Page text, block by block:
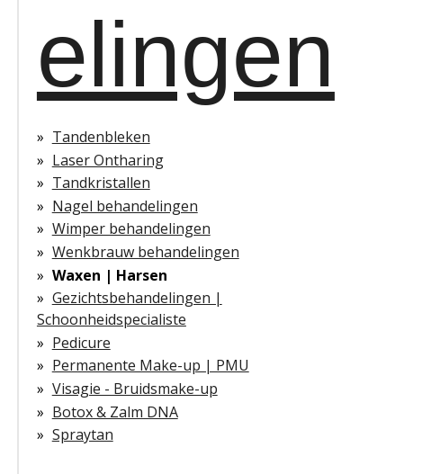
elingen
Tandenbleken
Laser Ontharing
Tandkristallen
Nagel behandelingen
Wimper behandelingen
Wenkbrauw behandelingen
Waxen | Harsen
Gezichtsbehandelingen |
Schoonheidspecialiste
Pedicure
Permanente Make-up | PMU
Visagie - Bruidsmake-up
Botox & Zalm DNA
Spraytan